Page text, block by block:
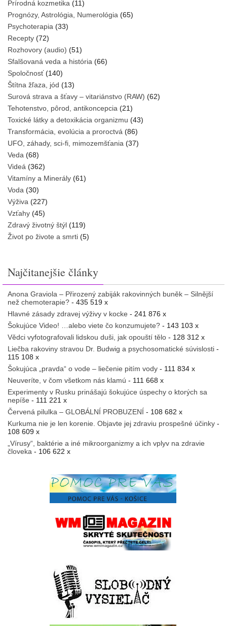
Prírodná kozmetika (11)
Prognózy, Astrológia, Numerológia (65)
Psychoterapia (33)
Recepty (72)
Rozhovory (audio) (51)
Sfalšovaná veda a história (66)
Spoločnosť(140)
Štítna žľaza, jód (13)
Surová strava a šťavy – vitariánstvo (RAW) (62)
Tehotenstvo, pôrod, antikoncepcia (21)
Toxické látky a detoxikácia organizmu (43)
Transformácia, evolúcia a proroctvá (86)
UFO, záhady, sci-fi, mimozemšťania (37)
Veda (68)
Videá (362)
Vitamíny a Minerály (61)
Voda (30)
Výživa (227)
Vzťahy (45)
Zdravý životný štýl (119)
Život po živote a smrti (5)
Najčitanejšie články
Anona Graviola – Přirozený zabiják rakovinných buněk – Silnější
než chemoterapie? - 435 519 x
Hlavné zásady zdravej výživy v kocke - 241 876 x
Šokujúce Video! …alebo viete čo konzumujete? - 143 103 x
Vědci vyfotografovali lidskou duši, jak opouští tělo - 128 312 x
Liečba rakoviny stravou Dr. Budwig a psychosomatické súvislosti -
115 108 x
Šokujúca „pravda“ o vode – liečenie pitím vody - 111 834 x
Neuveríte, v čom všetkom nás klamú - 111 668 x
Experimenty v Rusku prinášajú šokujúce úspechy o ktorých sa
nepíše - 111 221 x
Červená pilulka – GLOBÁLNÍ PROBUZENÍ - 108 682 x
Kurkuma nie je len korenie. Objavte jej zdraviu prospešné účinky -
108 609 x
„Vírusy“, baktérie a iné mikroorganizmy a ich vplyv na zdravie
človeka - 106 622 x